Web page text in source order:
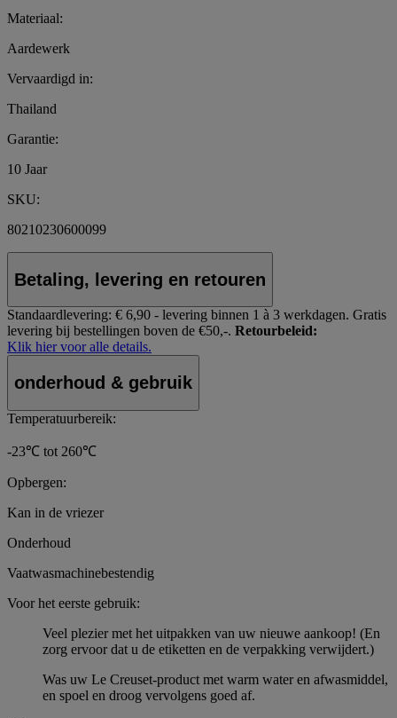
Materiaal:
Aardewerk
Vervaardigd in:
Thailand
Garantie:
10 Jaar
SKU:
80210230600099
Betaling, levering en retouren
Standaardlevering: € 6,90 - levering binnen 1 à 3 werkdagen. Gratis
levering bij bestellingen boven de €50,-. Retourbeleid:
Klik hier voor alle details.
onderhoud & gebruik
Temperatuurbereik:
-23℃ tot 260℃
Opbergen:
Kan in de vriezer
Onderhoud
Vaatwasmachinebestendig
Voor het eerste gebruik:
Veel plezier met het uitpakken van uw nieuwe aankoop! (En
zorg ervoor dat u de etiketten en de verpakking verwijdert.)
Was uw Le Creuset-product met warm water en afwasmiddel,
en spoel en droog vervolgens goed af.